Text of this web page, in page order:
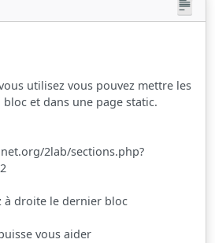
utilisez vous pouvez mettre les
et dans une page static.
2lab/sections.php?
à droite le dernier bloc
vous aider